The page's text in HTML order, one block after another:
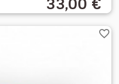
33,00 €
favorite_border